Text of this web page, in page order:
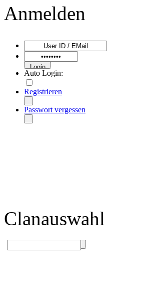
Anmelden
Auto Login:
Registrieren
Passwort vergessen
Clanauswahl